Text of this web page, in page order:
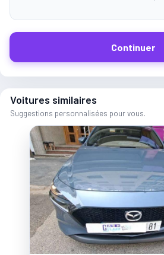
Continuer
Voitures similaires
Suggestions personnalisées pour vous.